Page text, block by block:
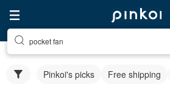
pocket fan
Pinkoi's picks Free shipping